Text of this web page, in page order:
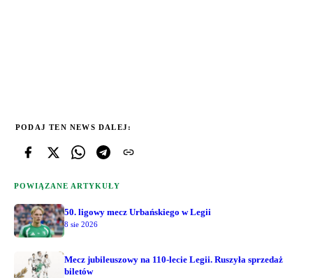
PODAJ TEN NEWS DALEJ:
POWIĄZANE ARTYKUŁY
50. ligowy mecz Urbańskiego w Legii
8 sie 2026
Mecz jubileuszowy na 110-lecie Legii. Ruszyła sprzedaż
biletów